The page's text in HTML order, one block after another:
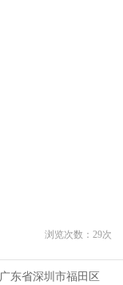
浏览次数： 29次
广东省深圳市福田区